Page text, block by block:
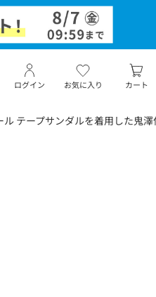
お気に入り
ログイン カート
テープサンダルを着用した鬼